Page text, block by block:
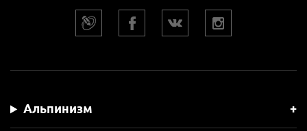
Альпинизм